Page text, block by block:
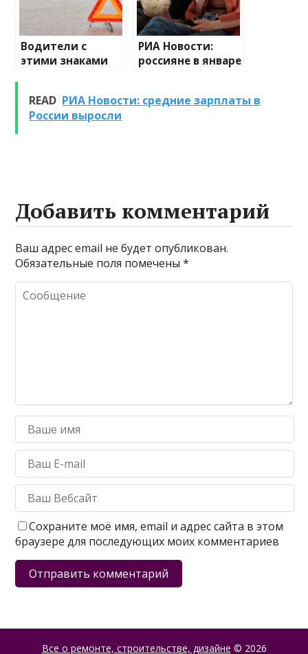
Водители с
этими знаками
ДТП. Рейтинг
РИА Новости:
россияне в январе
READ РИА Новости: средние зарплаты в
России выросли
Добавить комментарий
Ваш адрес email не будет опубликован.
Обязательные поля помечены*
Сохраните моё имя, email и адрес сайта в этом
браузере для последующих моих комментариев
Все о ремонте, строительстве, дизайне © 2026